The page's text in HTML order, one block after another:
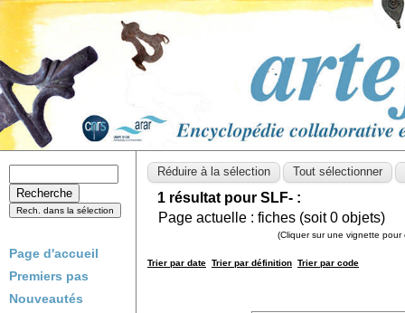
Page d'accueil
Premiers pas
Nouveautés
1 résultat pour SLF- :
Page actuelle : fiches (soit0 objets)
(Cliquer sur une vignette
Trier par date Trier par définition Trier par code